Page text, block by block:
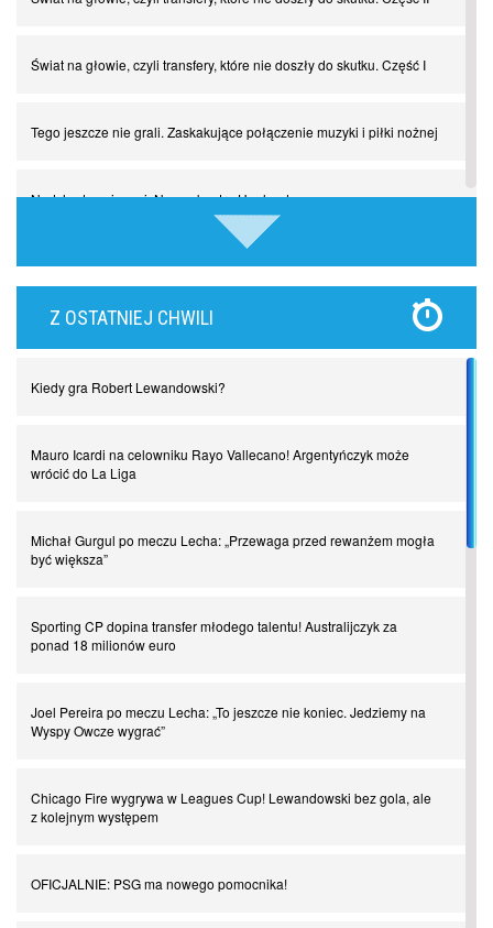
Świat na głowie, czyli transfery, które nie doszły do skutku. Część I
Tego jeszcze nie grali. Zaskakujące połączenie muzyki i piłki nożnej
Nadchodzą giganci. Nunez kontra Haaland
Lewandowski kontra Bayern. Czy wilk będzie syty, a owca cała?
Piłkarz z numerem 47. Phil Foden i inne przypadki
Spadkowicze z Serie A. Komu powiemy ciao?
I love this game! Patrice Evra
Chłopak z pizzerii. Kim był zmarły Mino Raiola?
Manchester United. Czy magik z Holandii odczaruje przeklętą
drużynę?
Puyol i Piqué. Piłkarskie duety, za którymi tęsknimy. Część III
Z OSTATNIEJ CHWILI
Kiedy gra Robert Lewandowski?
Mauro Icardi na celowniku Rayo Vallecano! Argentyńczyk może
wrócić do La Liga
Michał Gurgul po meczu Lecha: „Przewaga przed rewanżem mogła
być większa”
Sporting CP dopina transfer młodego talentu! Australijczyk za
ponad 18 milionów euro
Joel Pereira po meczu Lecha: „To jeszcze nie koniec. Jedziemy na
Wyspy Owcze wygrać”
Chicago Fire wygrywa w Leagues Cup! Lewandowski bez gola, ale
z kolejnym występem
OFICJALNIE: PSG ma nowego pomocnika!